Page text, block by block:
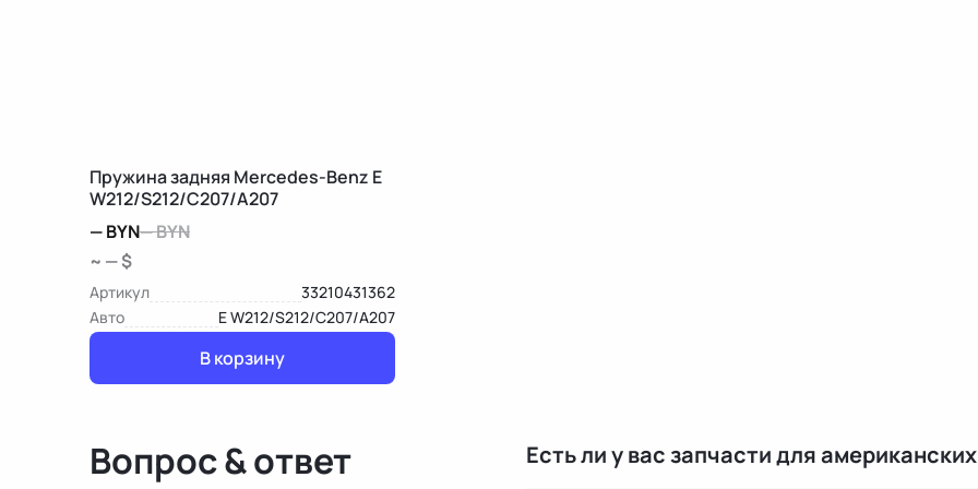
Пружина задняя Mercedes-Benz E
W212/S212/C207/A207
—BYN—BYN
~ — $
Артикул
33210431362
Авто
E W212/S212/C207/A207
В корзину
Вопрос & ответ Есть ли у вас запчасти для